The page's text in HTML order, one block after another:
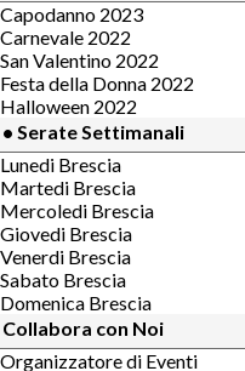
Capodanno 2023
Carnevale 2022
San Valentino 2022
Festa della Donna 2022
Halloween 2022
• Serate Settimanali
Lunedi Brescia
Martedi Brescia
Mercoledi Brescia
Giovedi Brescia
Venerdi Brescia
Sabato Brescia
Domenica Brescia
Collabora con Noi
Organizzatore di Eventi